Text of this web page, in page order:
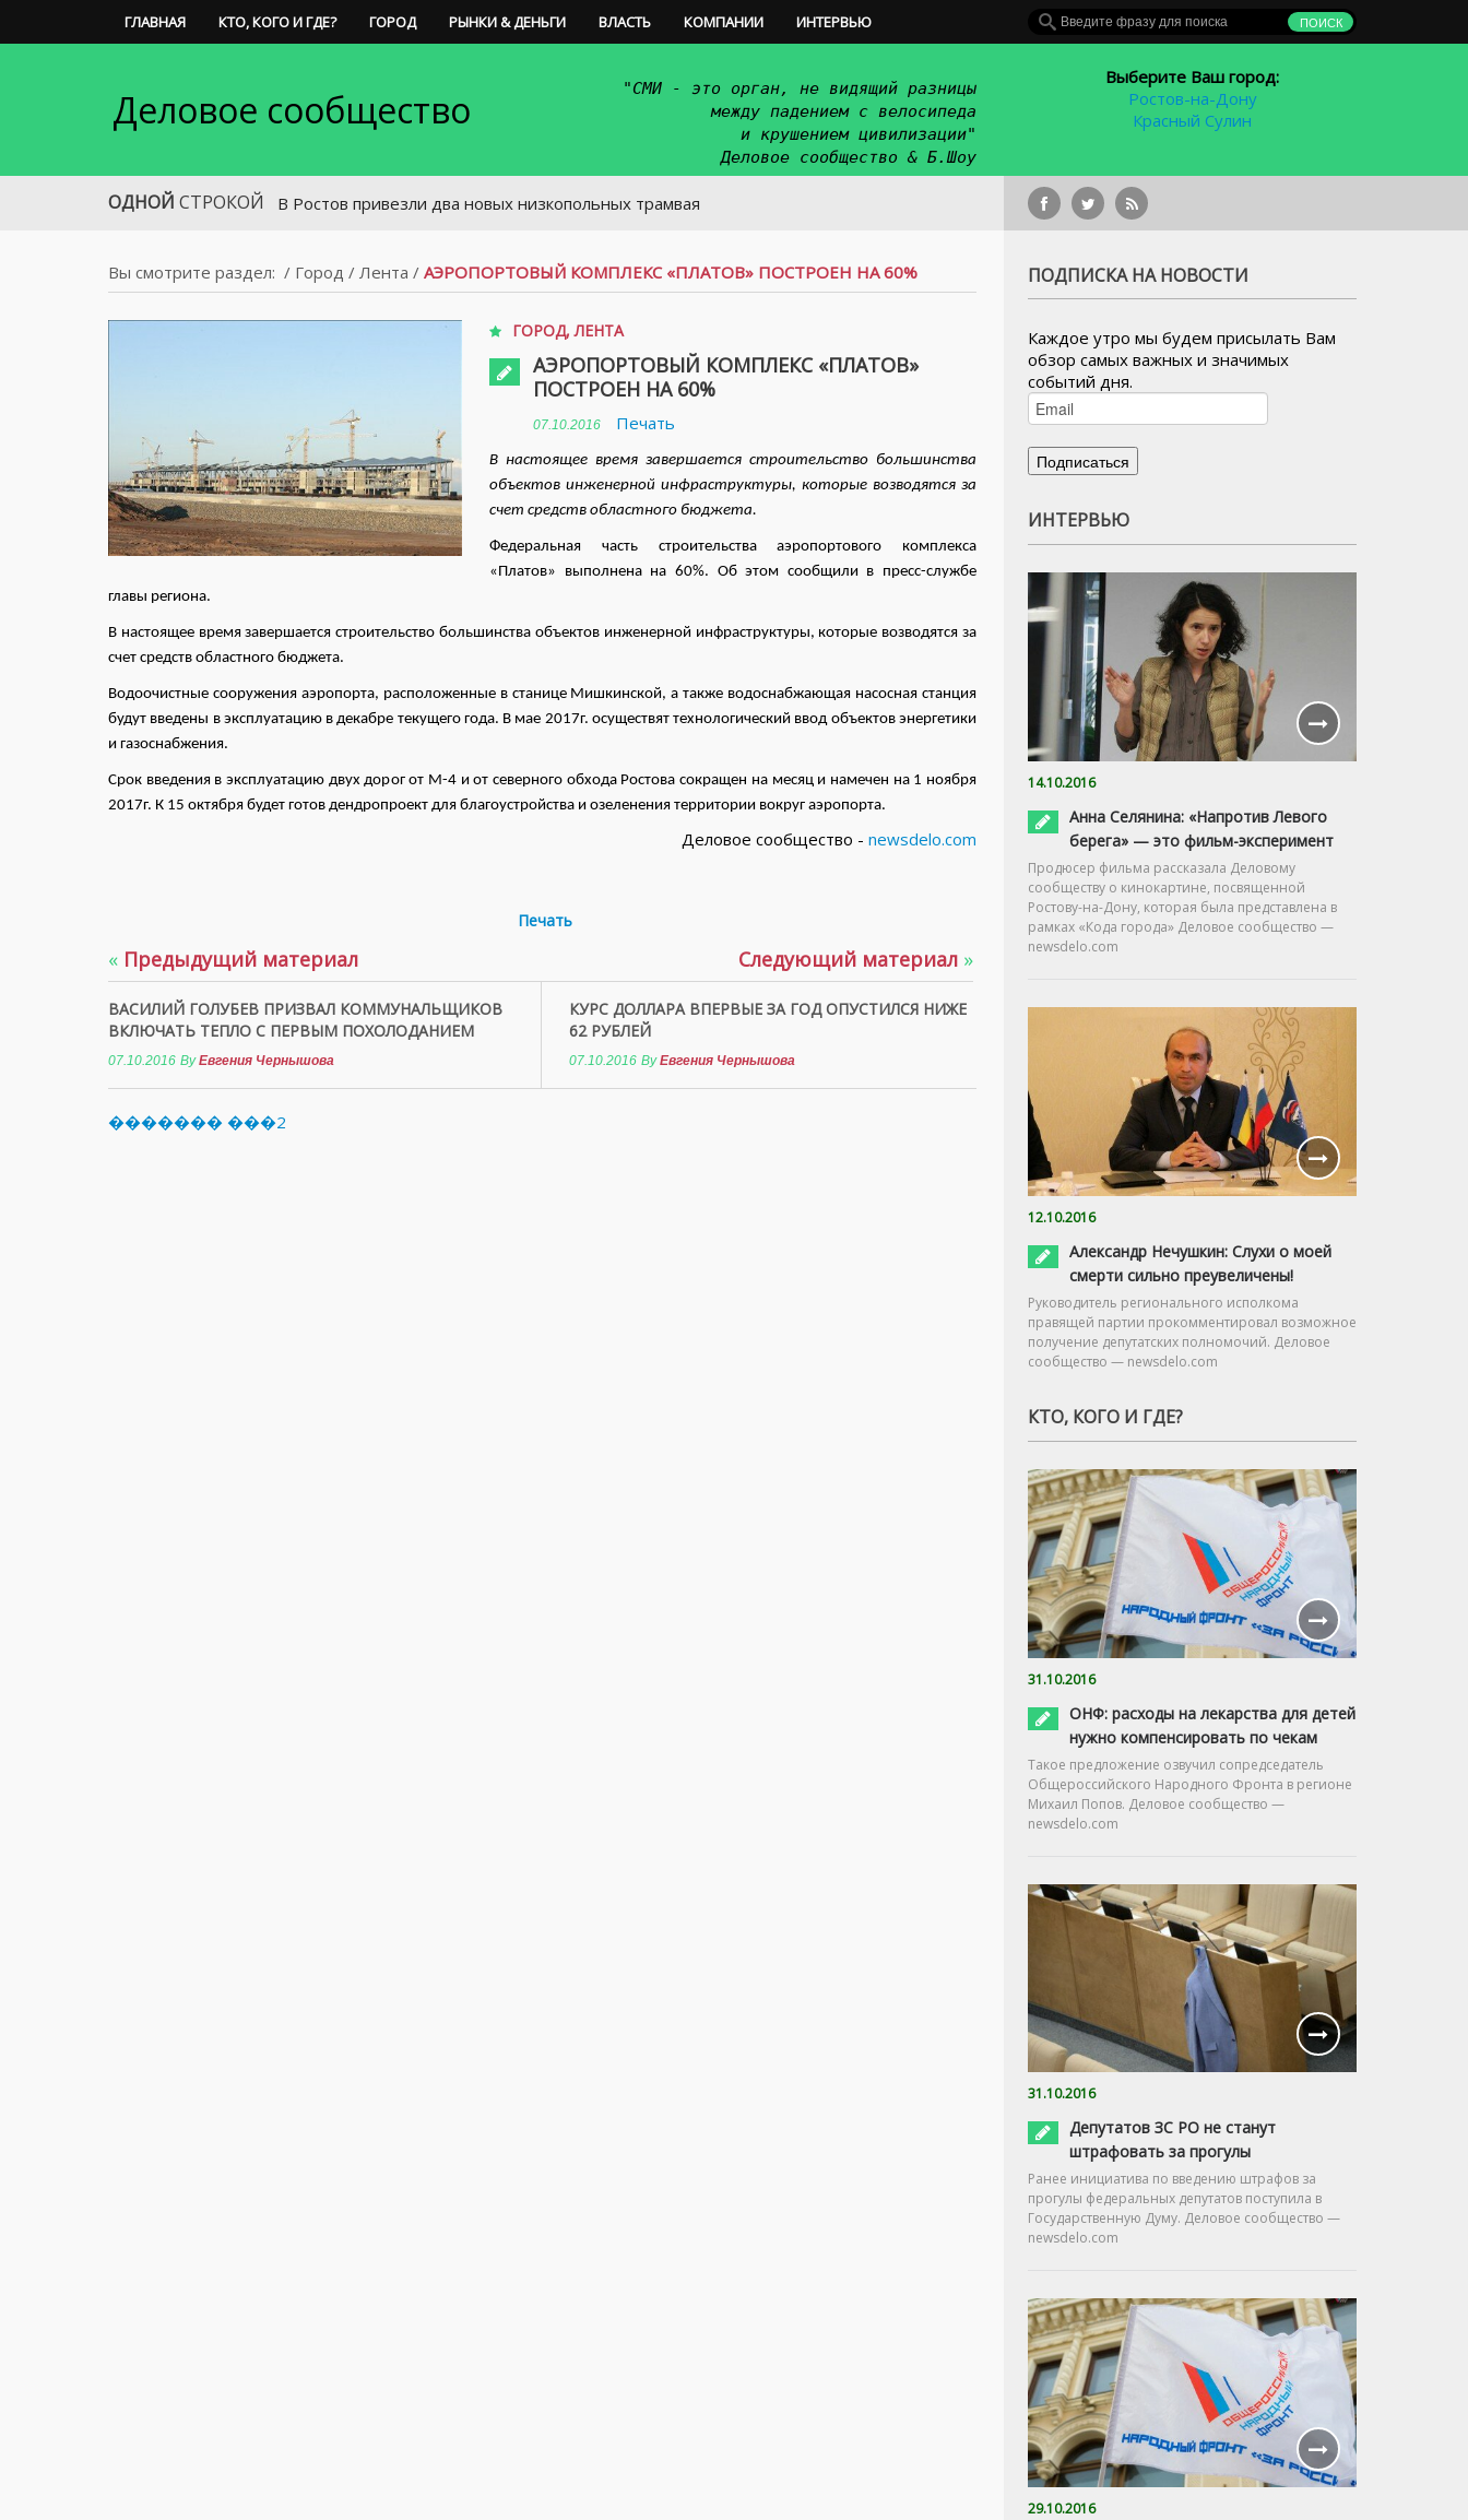
ГЛАВНАЯ КТО, КОГО И ГДЕ? ГОРОД РЫНКИ & ДЕНЬГИ ВЛАСТЬ КОМПАНИИ ИНТЕРВЬЮ
Деловое сообщество
"СМИ - это орган, не видящий разницы
между падением с велосипеда
и крушением цивилизации"
Деловое сообщество & Б.Шоу
Выберите Ваш город:
Ростов-на-Дону
Красный Сулин
ОДНОЙ СТРОКОЙ
В Ростов привезли два новых низкопольных трамвая
Вы смотрите раздел: / Город / Лента / АЭРОПОРТОВЫЙ КОМПЛЕКС «ПЛАТОВ» ПОСТРОЕН НА 60%
ГОРОД,ЛЕНТА
АЭРОПОРТОВЫЙ КОМПЛЕКС «ПЛАТОВ»
ПОСТРОЕН НА 60%
07.10.2016 Печать
В настоящее время завершается строительство большинства
объектов инженерной инфраструктуры, которые возводятся за
счет средств областного бюджета.
Федеральная часть строительства аэропортового комплекса
«Платов» выполнена на 60%. Об этом сообщили в пресс-службе
главы региона.
В настоящее время завершается строительство большинства объектов инженерной инфраструктуры, которые возводятся за
счет средств областного бюджета.
Водоочистные сооружения аэропорта, расположенные в станице Мишкинской, а также водоснабжающая насосная станция
будут введены в эксплуатацию в декабре текущего года. В мае 2017г. осуществят технологический ввод объектов энергетики
и газоснабжения.
Срок введения в эксплуатацию двух дорог от М-4 и от северного обхода Ростова сокращен на месяц и намечен на 1 ноября
2017г. К 15 октября будет готов дендропроект для благоустройства и озеленения территории вокруг аэропорта.
Деловое сообщество - newsdelo.com
Печать
« Предыдущий материал
ВАСИЛИЙ ГОЛУБЕВ ПРИЗВАЛ КОММУНАЛЬЩИКОВ
ВКЛЮЧАТЬ ТЕПЛО С ПЕРВЫМ ПОХОЛОДАНИЕМ
07.10.2016 ByЕвгения Чернышова
Следующий материал »
КУРС ДОЛЛАРА ВПЕРВЫЕ ЗА ГОД ОПУСТИЛСЯ НИЖЕ
62 РУБЛЕЙ
07.10.2016 ByЕвгения Чернышова
������� ���2
ПОДПИСКА НА НОВОСТИ
Каждое утро мы будем присылать Вам
обзор самых важных и значимых
событий дня.
ИНТЕРВЬЮ
14.10.2016
Анна Селянина: «Напротив Левого
берега» — это фильм-эксперимент
Продюсер фильма рассказала Деловому
сообществу о кинокартине, посвященной
Ростову-на-Дону, которая была представлена в
рамках «Кода города» Деловое сообщество —
newsdelo.com
12.10.2016
Александр Нечушкин: Слухи о моей
смерти сильно преувеличены!
Руководитель регионального исполкома
правящей партии прокомментировал возможное
получение депутатских полномочий. Деловое
сообщество — newsdelo.com
КТО, КОГО И ГДЕ?
31.10.2016
ОНФ: расходы на лекарства для детей
нужно компенсировать по чекам
Такое предложение озвучил сопредседатель
Общероссийского Народного Фронта в регионе
Михаил Попов. Деловое сообщество —
newsdelo.com
31.10.2016
Депутатов ЗС РО не станут
штрафовать за прогулы
Ранее инициатива по введению штрафов за
прогулы федеральных депутатов поступила в
Государственную Думу. Деловое сообщество —
newsdelo.com
29.10.2016